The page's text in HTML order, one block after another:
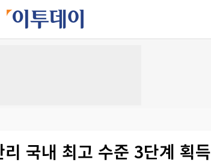
국내 최고 수준 3단계 획득